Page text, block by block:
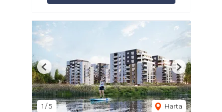
1 /5 Harta
Previous Next